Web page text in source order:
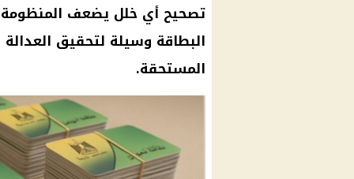
تصحيح أي خلل يضعف المنظومة
البطاقة وسيلة لتحقيق العدالة
المستحقة.